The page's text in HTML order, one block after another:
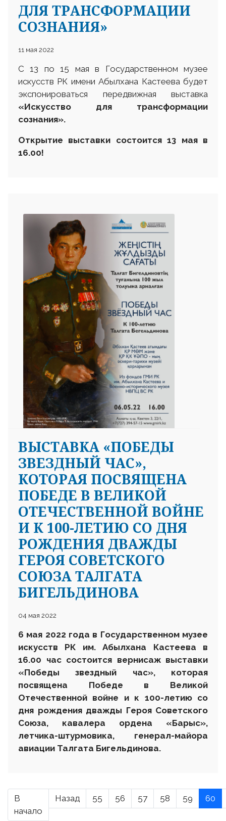
ДЛЯ ТРАНСФОРМАЦИИ
СОЗНАНИЯ»
11 мая 2022
С 13 по 15 мая в Государственном музее
искусств РК имени Абылхана Кастеева будет
экспонироваться передвижная выставка
«Искусство для трансформации
сознания».
Открытие выставки состоится 13 мая в
16.00!
ВЫСТАВКА «ПОБЕДЫ
ЗВЕЗДНЫЙ ЧАС»,
КОТОРАЯ ПОСВЯЩЕНА
ПОБЕДЕ В ВЕЛИКОЙ
ОТЕЧЕСТВЕННОЙ ВОЙНЕ
И К 100-ЛЕТИЮ СО ДНЯ
РОЖДЕНИЯ ДВАЖДЫ
ГЕРОЯ СОВЕТСКОГО
СОЮЗА ТАЛГАТА
БИГЕЛЬДИНОВА
04 мая 2022
6 мая 2022 года в Государственном музее
искусств РК им. Абылхана Кастеева в
16.00 час состоится вернисаж выставки
«Победы звездный час», которая
посвящена Победе в Великой
Отечественной войне и к 100-летию со
дня рождения дважды Героя Советского
Союза, кавалера ордена «Барыс»,
летчика-штурмовика, генерал-майора
авиации Талгата Бигельдинова.
В
начало
Назад 55 56 57 58 59 60